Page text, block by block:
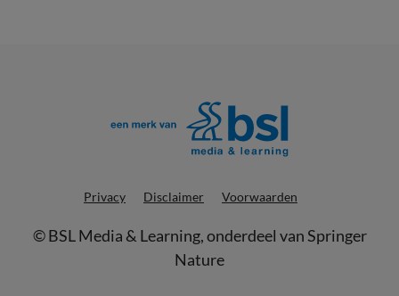
Privacy Disclaimer Voorwaarden
©BSL Media & Learning, onderdeel vanSpringer
Nature